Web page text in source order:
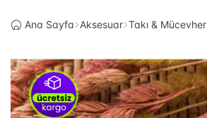
Ana Sayfa Aksesuar Takı & Mücevher